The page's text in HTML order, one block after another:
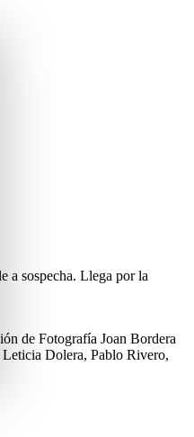
a sospecha. Llega por la
de Fotografía Joan Bordera
Leticia Dolera, Pablo Rivero,